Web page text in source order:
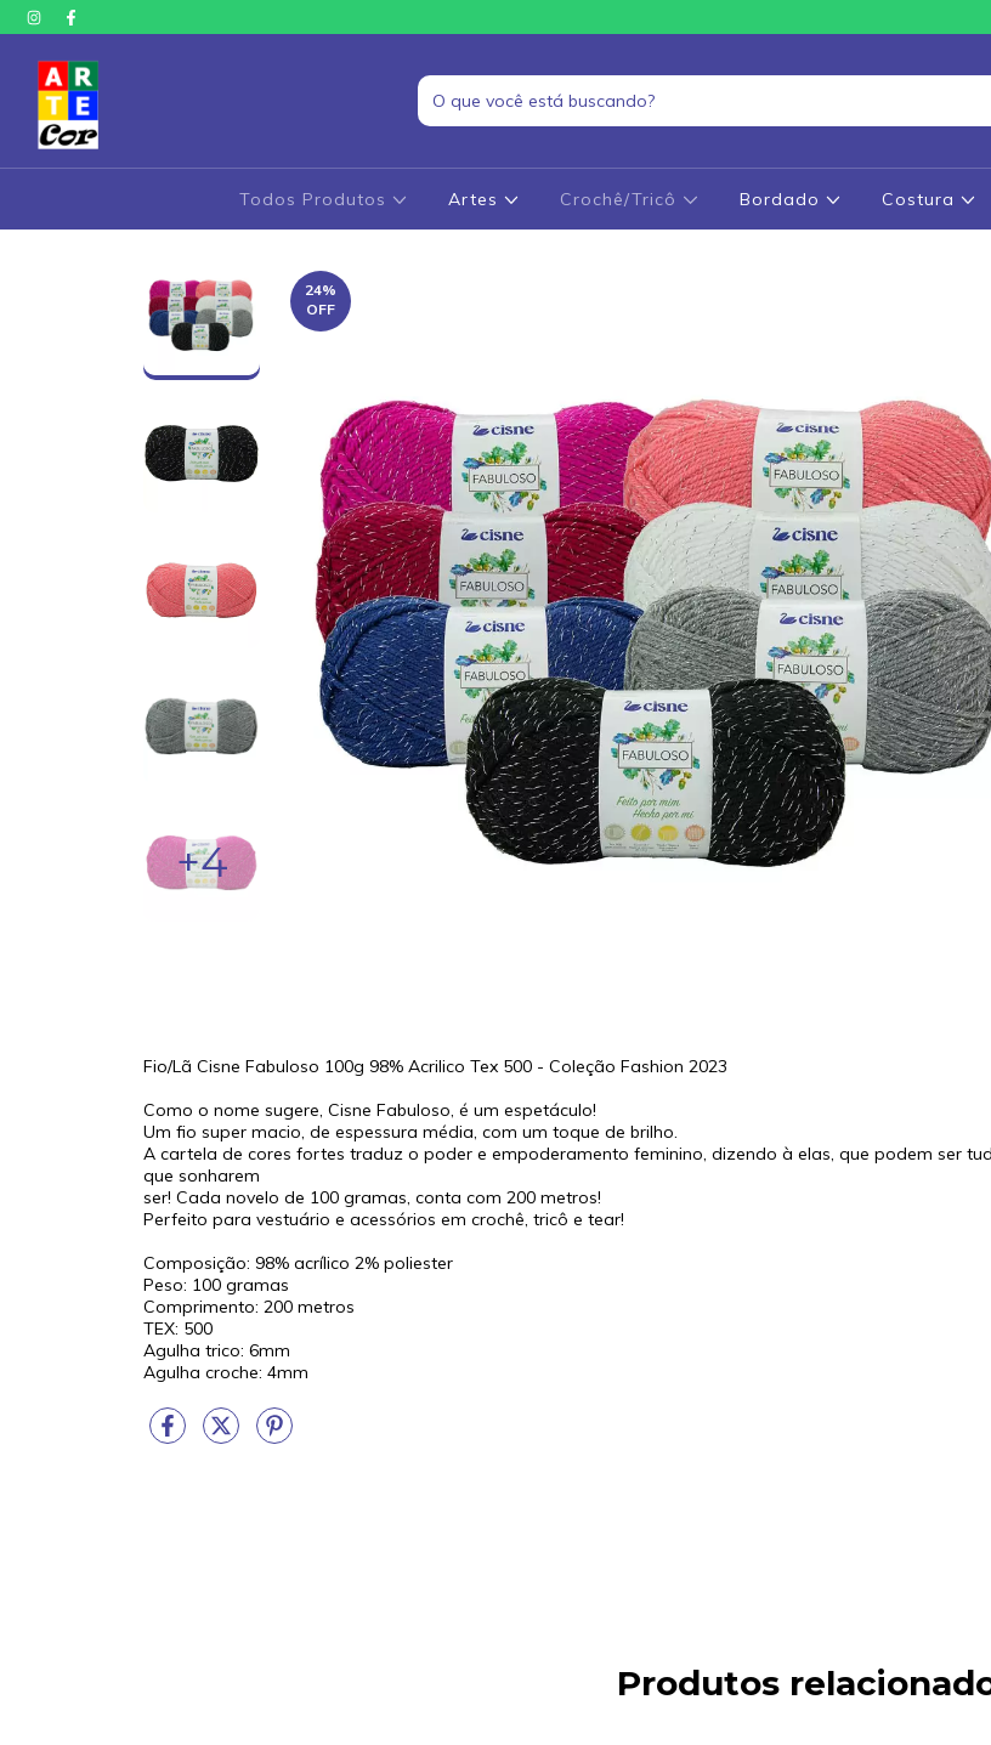
Todos Produtos Artes Crochê/Tricô Bordado Costura
+4
24%
OFF
Fio/Lã Cisne Fabuloso 100g 98% Acrilico Tex 500 - Coleção Fashion 2023
Como o nome sugere, Cisne Fabuloso, é um espetáculo!
Um fio super macio, de espessura média, com um toque de brilho.
A cartela de cores fortes traduz o poder e empoderamento feminino, dizendo à elas, que podem ser
que sonharem
ser! Cada novelo de 100 gramas, conta com 200 metros!
Perfeito para vestuário e acessórios em crochê, tricô e tear!
Composição: 98% acrílico 2% poliester
Peso: 100 gramas
Comprimento: 200 metros
TEX: 500
Agulha trico: 6mm
Agulha croche: 4mm
Produtos